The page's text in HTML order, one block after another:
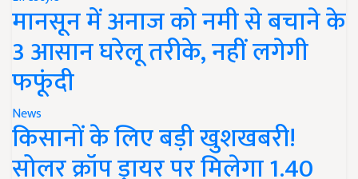
मानसून में अनाज को नमी से बचाने के
3 आसान घरेलू तरीके, नहीं लगेगी
फफूंदी
News
किसानों के लिए बड़ी खुशखबरी!
सोलर क्रॉप ड्रायर पर मिलेगा 1.40